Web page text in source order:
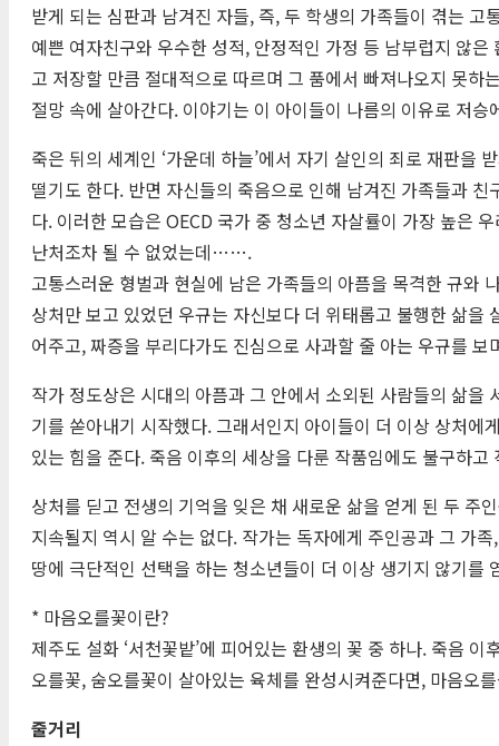
받게 되는 심판과 남겨진 자들, 즉, 두 학생의 가족들이 겪는
예쁜 여자친구와 우수한 성적, 안정적인 가정 등 남부럽지 않
고 저장할 만큼 절대적으로 따르며 그 품에서 빠져나오지 못
절망 속에 살아간다. 이야기는 이 아이들이 나름의 이유로 저
죽은 뒤의 세계인 ‘가운데 하늘’에서 자기 살인의 죄로 재판을
떨기도 한다. 반면 자신들의 죽음으로 인해 남겨진 가족들과
다. 이러한 모습은 OECD 국가 중 청소년 자살률이 가장 높은
난처조차 될 수 없었는데…….
고통스러운 형벌과 현실에 남은 가족들의 아픔을 목격한 규와
상처만 보고 있었던 우규는 자신보다 더 위태롭고 불행한 삶
어주고, 짜증을 부리다가도 진심으로 사과할 줄 아는 우규를
작가 정도상은 시대의 아픔과 그 안에서 소외된 사람들의 삶
기를 쏟아내기 시작했다. 그래서인지 아이들이 더 이상 상처
있는 힘을 준다. 죽음 이후의 세상을 다룬 작품임에도 불구하
상처를 딛고 전생의 기억을 잊은 채 새로운 삶을 얻게 된 두 주
지속될지 역시 알 수는 없다. 작가는 독자에게 주인공과 그 가
땅에 극단적인 선택을 하는 청소년들이 더 이상 생기지 않기를
* 마음오를꽃이란?
제주도 설화 ‘서천꽃밭’에 피어있는 환생의 꽃 중 하나. 죽음
오를꽃, 숨오를꽃이 살아있는 육체를 완성시켜준다면, 마음오
줄거리